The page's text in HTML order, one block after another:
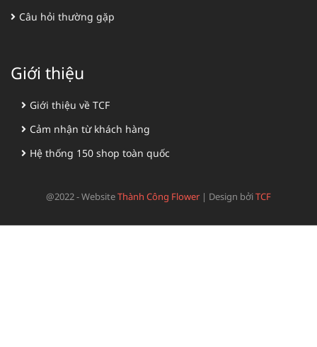
Câu hỏi thường gặp
Giới thiệu
Giới thiệu về TCF
Cảm nhận từ khách hàng
Hệ thống 150 shop toàn quốc
@2022 - WebsiteThành Công Flower | Design bởiTCF